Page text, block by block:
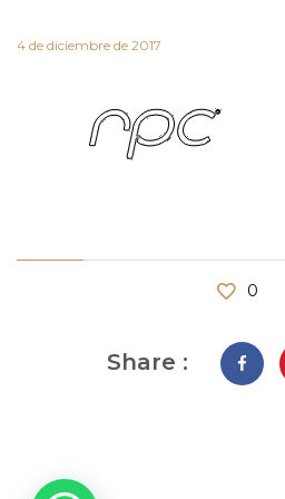
4 de diciembre de 2017
0
Share :